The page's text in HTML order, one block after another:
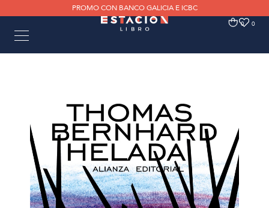
PROMO CON BANCO GALICIA E ICBC
0 0